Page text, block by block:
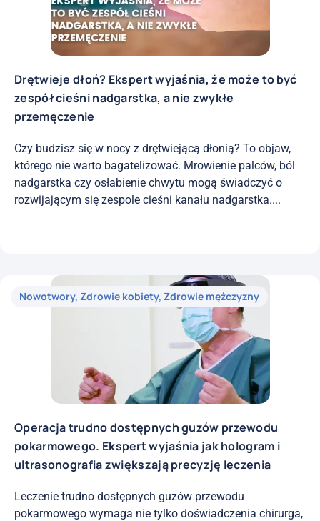
Drętwieje dłoń? Ekspert wyjaśnia, że może to być
zespół cieśni nadgarstka, a nie zwykłe
przemęczenie
Czy budzisz się w nocy z drętwiejącą dłonią? To objaw,
którego nie warto bagatelizować. Mrowienie palców, ból
nadgarstka czy osłabienie chwytu mogą świadczyć o
rozwijającym się zespole cieśni kanału nadgarstka....
Nowotwory, Zdrowie kobiety, Zdrowie mężczyzny
Operacja trudno dostępnych guzów przewodu
pokarmowego. Ekspert wyjaśnia jak hologram i
ultrasonografia zwiększają precyzję leczenia
Leczenie trudno dostępnych guzów przewodu
pokarmowego wymaga nie tylko doświadczenia chirurga,